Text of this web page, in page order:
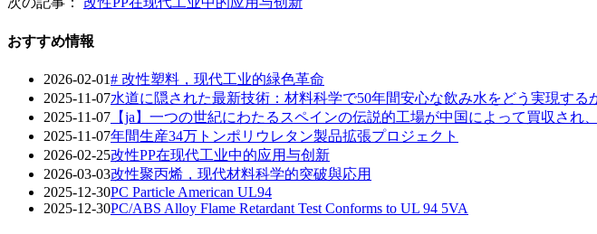
おすすめ情報
2026-02-01# 改性塑料，现代工业的緑色革命
2025-11-07水道に隠された最新技術：材料科学で50年間安心な飲み水をどう実現する
2025-11-07 【ja】一つの世紀にわたるスペインの伝説的工場が中国によって買収され
2025-11-07年間生産34万トンポリウレタン製品拡張プロジェクト
2026-02-25改性PP在现代工业中的应用与创新
2026-03-03改性聚丙烯，现代材料科学的突破與応用
2025-12-30PC Particle American UL94
2025-12-30PC/ABS Alloy Flame Retardant Test Conforms to UL 94 5VA